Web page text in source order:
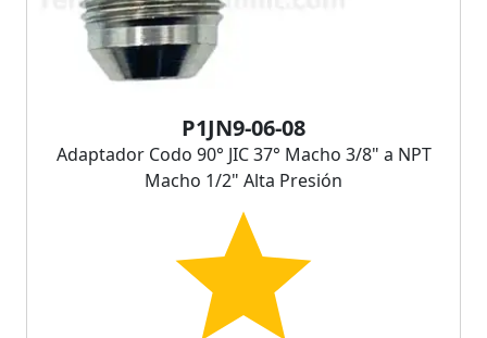
P1JN9-06-08
Adaptador Codo 90° JIC 37° Macho 3/8" a NPT
Macho 1/2" Alta Presión